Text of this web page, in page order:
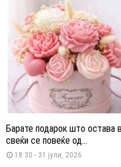
Барате подарок што остава
свеќи се повеќе од...
18:30 - 31 јули, 2026